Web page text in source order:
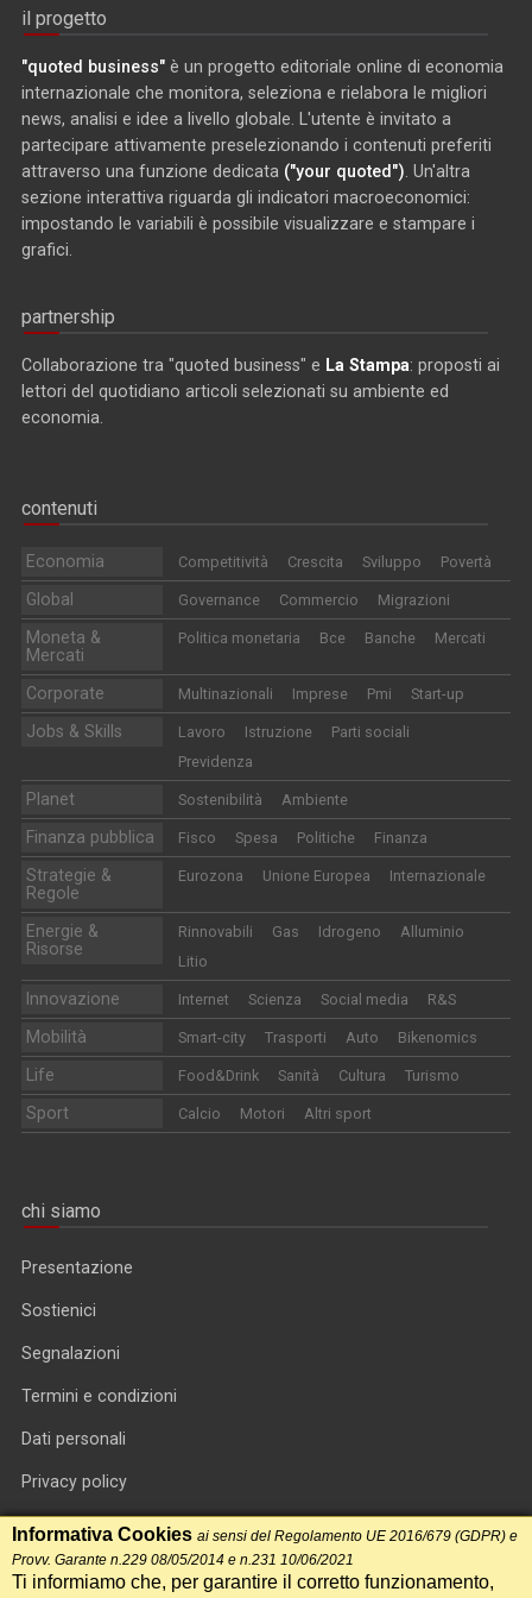
il progetto
"quoted business" è un progetto editoriale online di economia
internazionale che monitora, seleziona e rielabora le migliori
news, analisi e idee a livello globale. L'utente è invitato a
partecipare attivamente preselezionando i contenuti preferiti
attraverso una funzione dedicata ("your quoted") . Un'altra
sezione interattiva riguarda gli indicatori macroeconomici:
impostando le variabili è possibile visualizzare e stampare i
grafici.
partnership
Collaborazione tra "quoted business" e La Stampa: proposti ai
lettori del quotidiano articoli selezionati su ambiente ed
economia.
contenuti
Economia Competitività Crescita Sviluppo Povertà
Global Governance Commercio Migrazioni
Moneta &
Mercati
Politica monetaria Bce Banche Mercati
Corporate Multinazionali Imprese Pmi Start-up
Jobs & Skills Lavoro Istruzione
Parti sociali
Previdenza
Planet Sostenibilità Ambiente
Finanza pubblica Fisco Spesa Politiche Finanza
Strategie &
Regole
Eurozona Unione Europea Internazionale
Energie &
Risorse
Rinnovabili Gas Idrogeno
Alluminio
Litio
Innovazione Internet Scienza Social media R&S
Mobilità Smart-city Trasporti Auto Bikenomics
Life Food&Drink Sanità Cultura Turismo
Sport Calcio Motori Altri sport
chi siamo
Presentazione
Sostienici
Segnalazioni
Termini e condizioni
Dati personali
Privacy policy
Informativa cookie
RSS feed
Informativa Cookies ai sensi del Regolamento UE 2016/679 (GDPR) e
Provv. Garante n.229 08/05/2014 e n.231 10/06/2021
Ti informiamo che, per garantire il corretto funzionamento,